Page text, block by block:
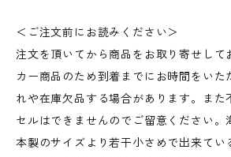
＜ご注文前にお読みください＞
注文を頂いてから商品をお取り寄せして
カー商品のため到着までにお時間をいた
れや在庫欠品する場合があります。また
セルはできませんのでご留意ください。
本製のサイズより若干小さめで出来てい